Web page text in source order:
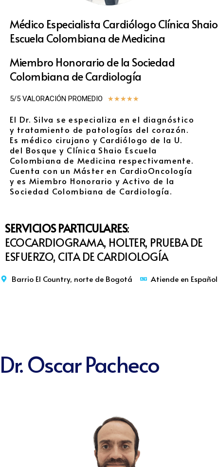
Médico Especialista Cardiólogo Clínica Shaio
Escuela Colombiana de Medicina
Miembro Honorario de la Sociedad
Colombiana de Cardiología
5/5 VALORACIÓN PROMEDIO ★★★★★
El Dr. Silva se especializa en el diagnóstico
y tratamiento de patologías del corazón.
Es médico cirujano y Cardiólogo de la U.
del Bosque y Clínica Shaio Escuela
Colombiana de Medicina respectivamente.
Cuenta con un Máster en CardioOncología
y es Miembro Honorario y Activo de la
Sociedad Colombiana de Cardiología.
SERVICIOS PARTICULARES:
ECOCARDIOGRAMA, HOLTER, PRUEBA DE
ESFUERZO, CITA DE CARDIOLOGÍA
Barrio El Country, norte de Bogotá Atiende en Español
Dr. Oscar Pacheco